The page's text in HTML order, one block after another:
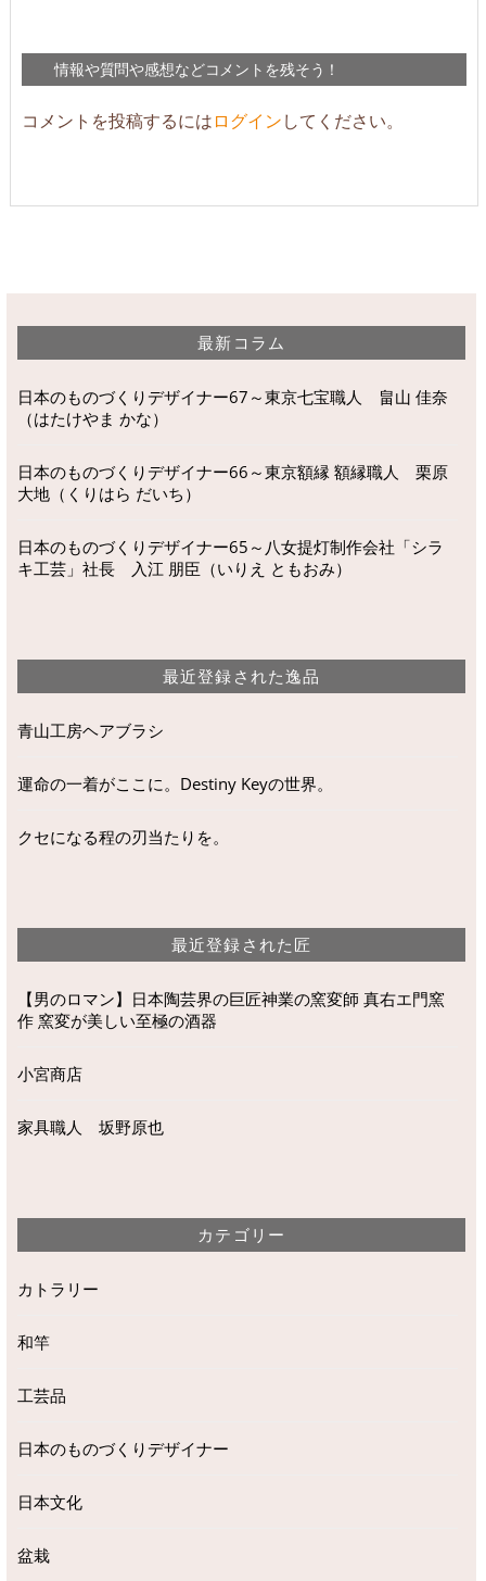
情報や質問や感想などコメントを残そう！
コメントを投稿するにはログインしてください。
最新コラム
日本のものづくりデザイナー67～東京七宝職人 畠山 佳奈
（はたけやま かな）
日本のものづくりデザイナー66～東京額縁 額縁職人 栗原
大地（くりはら だいち）
日本のものづくりデザイナー65～八女提灯制作会社「シラ
キ工芸」社長 入江 朋臣（いりえ ともおみ）
最近登録された逸品
青山工房ヘアブラシ
運命の一着がここに。Destiny Keyの世界。
クセになる程の刃当たりを。
最近登録された匠
【男のロマン】日本陶芸界の巨匠神業の窯変師 真右エ門窯
作 窯変が美しい至極の酒器
小宮商店
家具職人 坂野原也
カテゴリー
カトラリー
和竿
工芸品
日本のものづくりデザイナー
日本文化
盆栽